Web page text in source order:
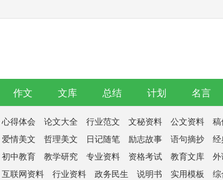
作文 文库 总结 计划 名言
心得体会 论文大全 行业范文 文秘资料 公文资料
爱情美文 哲理美文 日记随笔 励志故事 语句摘抄
初中教育 教学研究 专业资料 资格考试 教育文库
互联网资料 行业资料 政务民生 说明书 实用模板